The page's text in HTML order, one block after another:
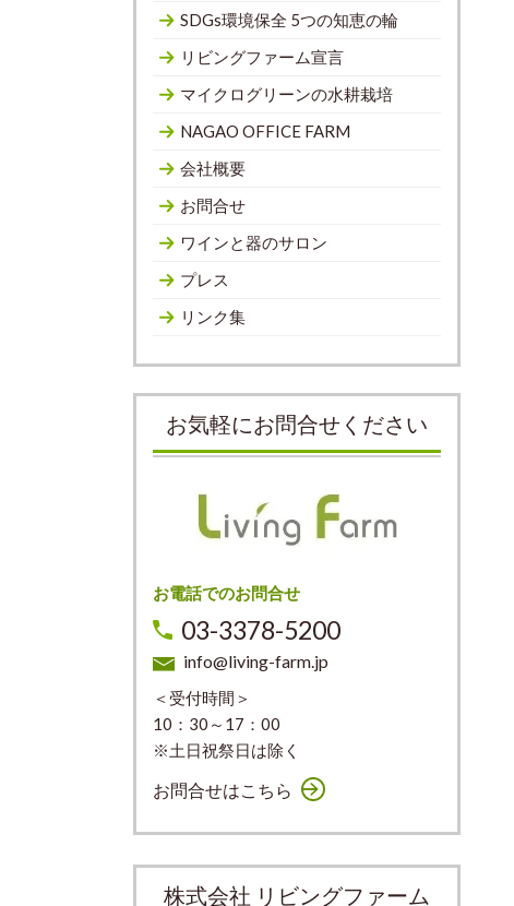
SDGs環境保全 5つの知恵の輪
リビングファーム宣言
マイクログリーンの水耕栽培
NAGAO OFFICE FARM
会社概要
お問合せ
ワインと器のサロン
プレス
リンク集
お気軽にお問合せください
お電話でのお問合せ
03-3378-5200
info@living-farm.jp
＜受付時間＞
10：30～17：00
※土日祝祭日は除く
お問合せはこちら
株式会社 リビングファーム